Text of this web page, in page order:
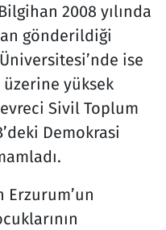
2008 yılında
gönderildiği
ise
üzerine yüksek
Sivil Toplum
Demokrasi
Erzurum’un